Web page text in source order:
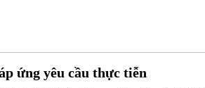
ứng yêu cầu thực tiễn